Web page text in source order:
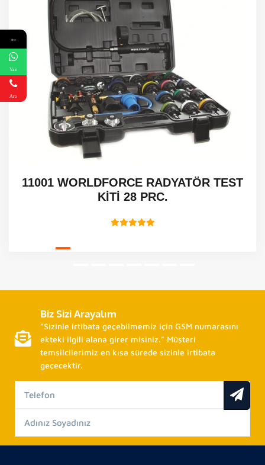
11001 WORLDFORCE RADYATÖR TEST
KİTİ 28 PRC.
Biz Sizi Arayalım
“Sizinle irtibata geçebilmemiz için GSM numarasını
ekteki ilgili alana girer misiniz.” Müşteri
temsilcilerimiz en kısa sürede sizinle irtibata
geçecektir.
←
Yaz
Ara